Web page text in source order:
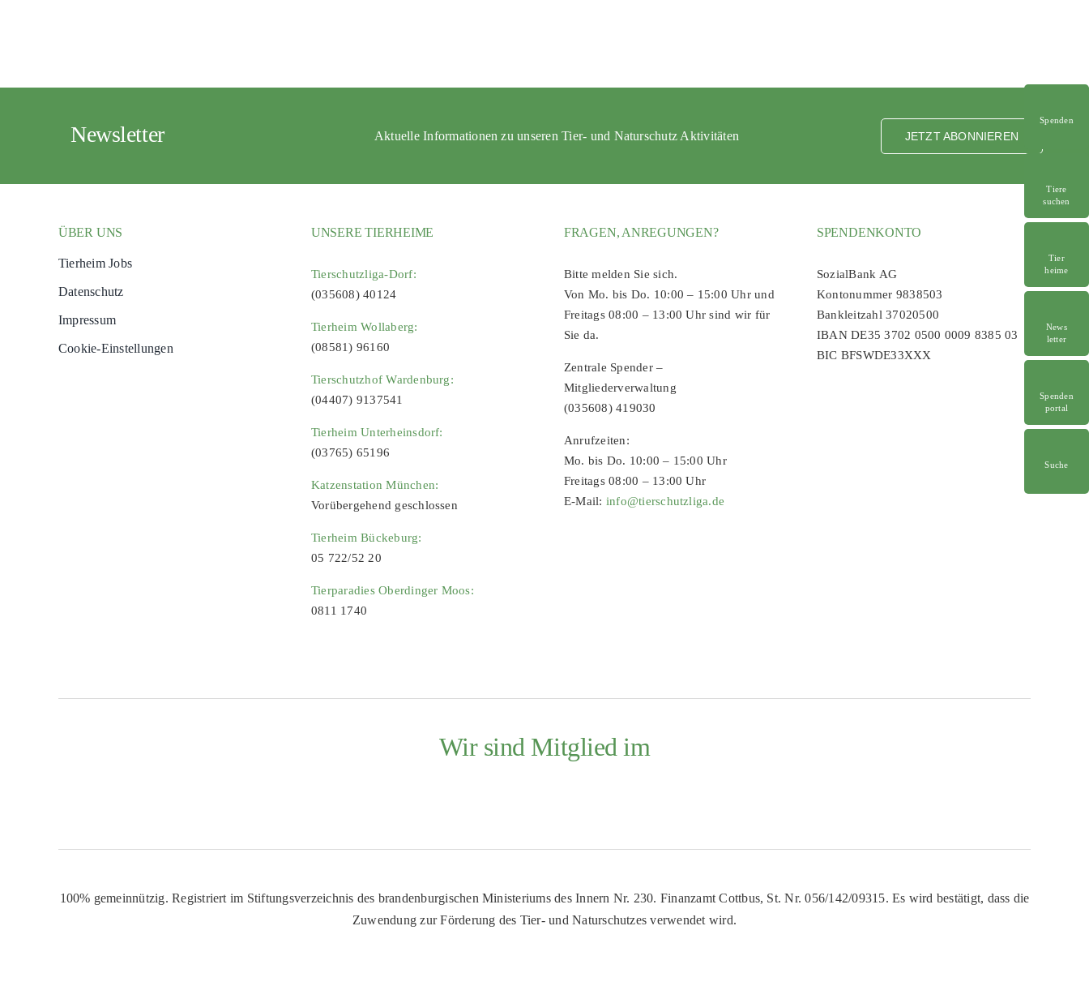
Spenden
Tiere
suchen
Tier
heime
News
letter
Spenden
portal
Suche
Newsletter Aktuelle Informationen zu unseren Tier- und Naturschutz Aktivitäten JETZT ABONNIEREN
ÜBER UNS
Tierheim Jobs
Datenschutz
Impressum
Cookie-Einstellungen
UNSERE TIERHEIME
Tierschutzliga-Dorf:
(035608) 40124
Tierheim Wollaberg:
(08581) 96160
Tierschutzhof Wardenburg:
(04407) 9137541
Tierheim Unterheinsdorf:
(03765) 65196
Katzenstation München:
Vorübergehend geschlossen
Tierheim Bückeburg:
05 722/52 20
Tierparadies Oberdinger Moos:
0811 1740
FRAGEN, ANREGUNGEN?
Bitte melden Sie sich.
Von Mo. bis Do. 10:00 – 15:00 Uhr und
Freitags 08:00 – 13:00 Uhr sind wir für
Sie da.
Zentrale Spender –
Mitgliederverwaltung
(035608) 419030
Anrufzeiten:
Mo. bis Do. 10:00 – 15:00 Uhr
Freitags 08:00 – 13:00 Uhr
E-Mail: info@tierschutzliga.de
SPENDENKONTO
SozialBank AG
Kontonummer 9838503
Bankleitzahl 37020500
IBAN DE35 3702 0500 0009 8385 03
BIC BFSWDE33XXX
Wir sind Mitglied im
100% gemeinnützig. Registriert im Stiftungsverzeichnis des brandenburgischen Ministeriums des Innern Nr. 230. Finanzamt Cottbus, St. Nr. 056/142/09315. Es wird bestätigt, dass die
Zuwendung zur Förderung des Tier- und Naturschutzes verwendet wird.